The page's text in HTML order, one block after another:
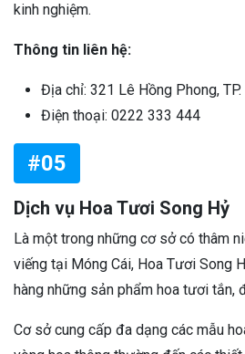
kinh nghiệm.
Thông tin liên hệ:
Địa chỉ: 321 Lê Hồng Phong,
Điện thoại: 0222 333 444
#05
Dịch vụ Hoa Tươi Song Hỷ
Là một trong những cơ sở có thâm
viếng tại Móng Cái, Hoa Tươi Song
hàng những sản phẩm hoa tươi tắn,
Cơ sở cung cấp đa dạng các mẫu